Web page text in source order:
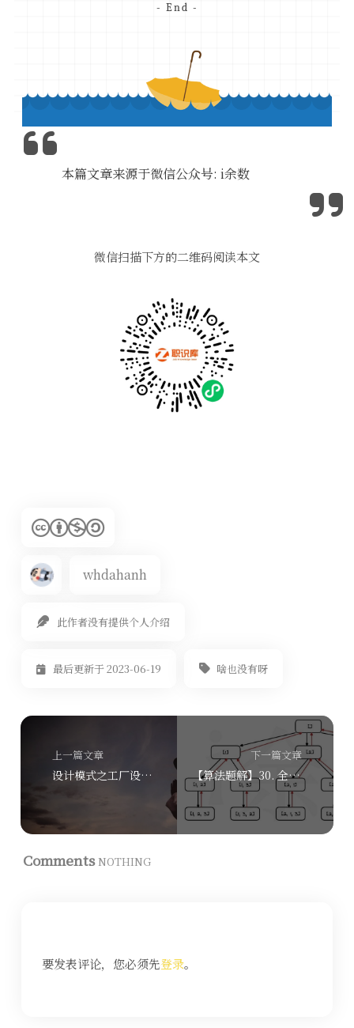
- End -
本篇文章来源于微信公众号: i余数
微信扫描下方的二维码阅读本文
whdahanh
此作者没有提供个人介绍
最后更新于 2023-06-19 啥也没有呀
上一篇文章
设计模式之工厂设计模式
下一篇文章
【算法题解】30. 全排列的递归解法
Comments NOTHING
要发表评论，您必须先登录。